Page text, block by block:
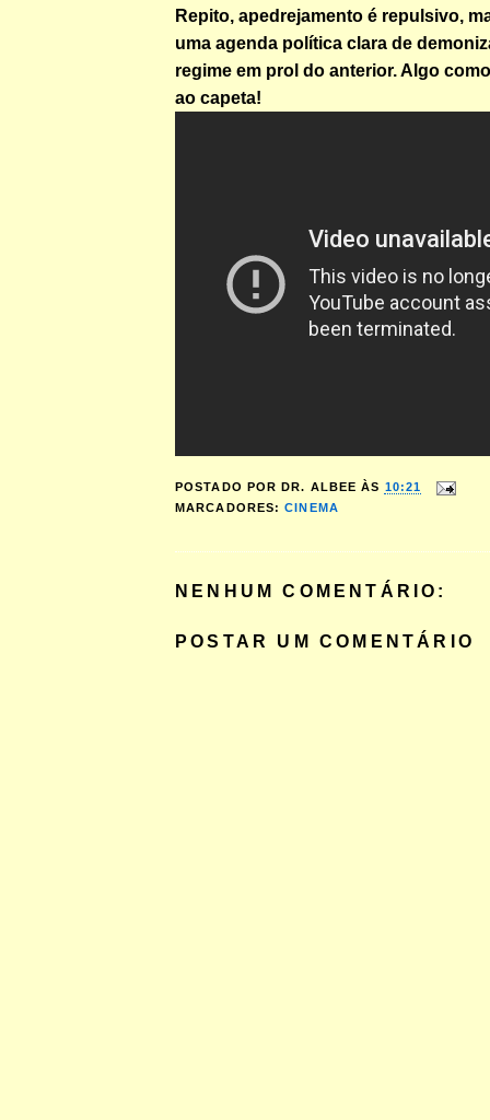
Repito, apedrejamento é repulsivo,
uma agenda política clara de
regime em prol do anterior. Algo
ao capeta!
POSTADO POR DR. ALBEE ÀS 10:21
MARCADORES:CINEMA
NENHUM COMENTÁRIO:
POSTAR UM COMENTÁRIO